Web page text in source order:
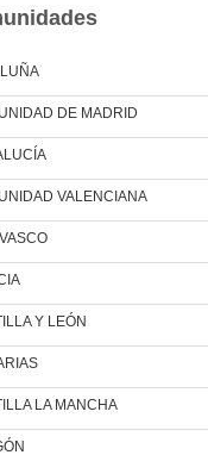
DE MADRID
VALENCIANA
Y LEÓN
LA MANCHA